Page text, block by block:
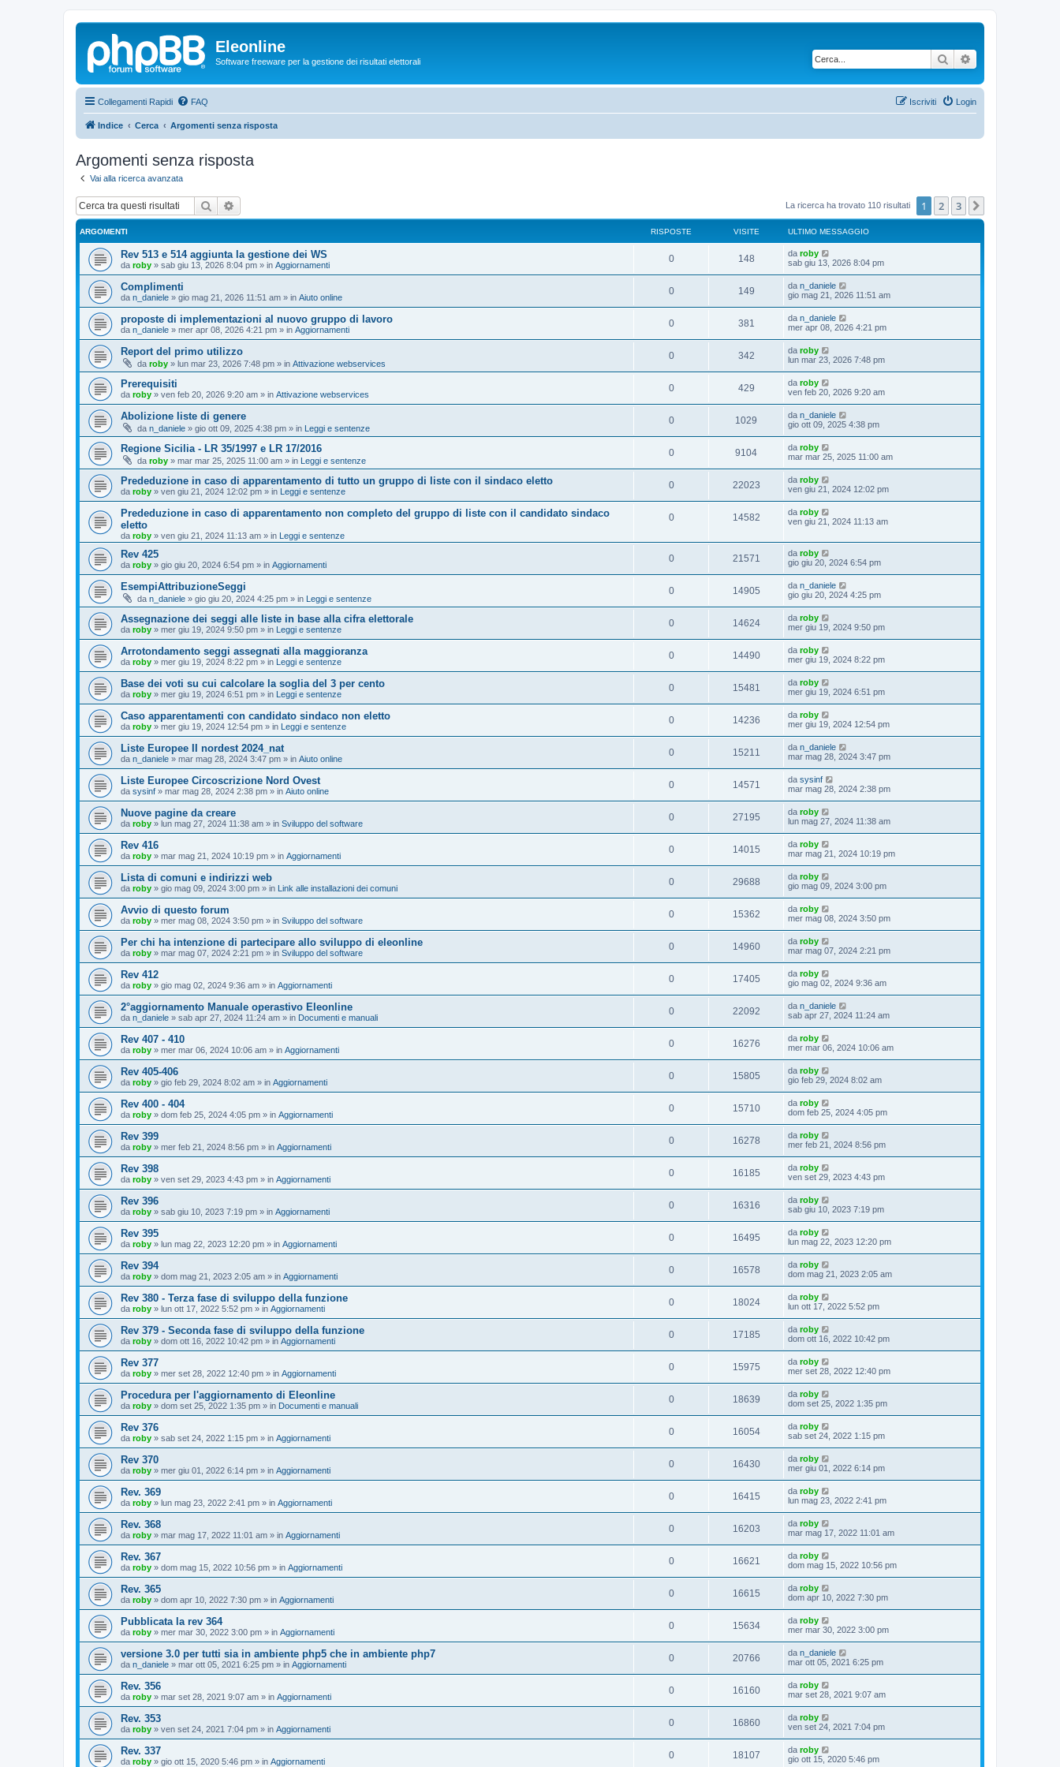
Eleonline
Software freeware per la gestione dei risultati elettorali Cerca
Collegamenti Rapidi FAQ Login
Iscriviti
Indice Cerca Argomenti senza risposta
Argomenti senza risposta
Vai alla ricerca avanzata
Cerca La ricerca ha trovato 110 risultati 1 2 3
ARGOMENTI RISPOSTE VISITE ULTIMO MESSAGGIO
Rev 513 e 514 aggiunta la gestione dei WS
da roby » sab giu 13, 2026 8:04 pm » in Aggiornamenti
0 148 da roby
sab giu 13, 2026 8:04 pm
Complimenti
da n_daniele » gio mag 21, 2026 11:51 am » in Aiuto online
0 149 da n_daniele
gio mag 21, 2026 11:51 am
proposte di implementazioni al nuovo gruppo di lavoro
da n_daniele » mer apr 08, 2026 4:21 pm » in Aggiornamenti
0 381 da n_daniele
mer apr 08, 2026 4:21 pm
Report del primo utilizzo
da roby » lun mar 23, 2026 7:48 pm » in Attivazione webservices
0 342 da roby
lun mar 23, 2026 7:48 pm
Prerequisiti
da roby » ven feb 20, 2026 9:20 am » in Attivazione webservices
0 429 da roby
ven feb 20, 2026 9:20 am
Abolizione liste di genere
da n_daniele » gio ott 09, 2025 4:38 pm » in Leggi e sentenze
0 1029 da n_daniele
gio ott 09, 2025 4:38 pm
Regione Sicilia - LR 35/1997 e LR 17/2016
da roby » mar mar 25, 2025 11:00 am » in Leggi e sentenze
0 9104 da roby
mar mar 25, 2025 11:00 am
Prededuzione in caso di apparentamento di tutto un gruppo di liste con il sindaco eletto
da roby » ven giu 21, 2024 12:02 pm » in Leggi e sentenze
0 22023 da roby
ven giu 21, 2024 12:02 pm
Prededuzione in caso di apparentamento non completo del gruppo di liste con il candidato sindaco
eletto
da roby » ven giu 21, 2024 11:13 am » in Leggi e sentenze
0 14582 da roby
ven giu 21, 2024 11:13 am
Rev 425
da roby » gio giu 20, 2024 6:54 pm » in Aggiornamenti
0 21571 da roby
gio giu 20, 2024 6:54 pm
EsempiAttribuzioneSeggi
da n_daniele » gio giu 20, 2024 4:25 pm » in Leggi e sentenze
0 14905 da n_daniele
gio giu 20, 2024 4:25 pm
Assegnazione dei seggi alle liste in base alla cifra elettorale
da roby » mer giu 19, 2024 9:50 pm » in Leggi e sentenze
0 14624 da roby
mer giu 19, 2024 9:50 pm
Arrotondamento seggi assegnati alla maggioranza
da roby » mer giu 19, 2024 8:22 pm » in Leggi e sentenze
0 14490 da roby
mer giu 19, 2024 8:22 pm
Base dei voti su cui calcolare la soglia del 3 per cento
da roby » mer giu 19, 2024 6:51 pm » in Leggi e sentenze
0 15481 da roby
mer giu 19, 2024 6:51 pm
Caso apparentamenti con candidato sindaco non eletto
da roby » mer giu 19, 2024 12:54 pm » in Leggi e sentenze
0 14236 da roby
mer giu 19, 2024 12:54 pm
Liste Europee II nordest 2024_nat
da n_daniele » mar mag 28, 2024 3:47 pm » in Aiuto online
0 15211 da n_daniele
mar mag 28, 2024 3:47 pm
Liste Europee Circoscrizione Nord Ovest
da sysinf » mar mag 28, 2024 2:38 pm » in Aiuto online
0 14571 da sysinf
mar mag 28, 2024 2:38 pm
Nuove pagine da creare
da roby » lun mag 27, 2024 11:38 am » in Sviluppo del software
0 27195 da roby
lun mag 27, 2024 11:38 am
Rev 416
da roby » mar mag 21, 2024 10:19 pm » in Aggiornamenti
0 14015 da roby
mar mag 21, 2024 10:19 pm
Lista di comuni e indirizzi web
da roby » gio mag 09, 2024 3:00 pm » in Link alle installazioni dei comuni
0 29688 da roby
gio mag 09, 2024 3:00 pm
Avvio di questo forum
da roby » mer mag 08, 2024 3:50 pm » in Sviluppo del software
0 15362 da roby
mer mag 08, 2024 3:50 pm
Per chi ha intenzione di partecipare allo sviluppo di eleonline
da roby » mar mag 07, 2024 2:21 pm » in Sviluppo del software
0 14960 da roby
mar mag 07, 2024 2:21 pm
Rev 412
da roby » gio mag 02, 2024 9:36 am » in Aggiornamenti
0 17405 da roby
gio mag 02, 2024 9:36 am
2°aggiornamento Manuale operastivo Eleonline
da n_daniele » sab apr 27, 2024 11:24 am » in Documenti e manuali
0 22092 da n_daniele
sab apr 27, 2024 11:24 am
Rev 407 - 410
da roby » mer mar 06, 2024 10:06 am » in Aggiornamenti
0 16276 da roby
mer mar 06, 2024 10:06 am
Rev 405-406
da roby » gio feb 29, 2024 8:02 am » in Aggiornamenti
0 15805 da roby
gio feb 29, 2024 8:02 am
Rev 400 - 404
da roby » dom feb 25, 2024 4:05 pm » in Aggiornamenti
0 15710 da roby
dom feb 25, 2024 4:05 pm
Rev 399
da roby » mer feb 21, 2024 8:56 pm » in Aggiornamenti
0 16278 da roby
mer feb 21, 2024 8:56 pm
Rev 398
da roby » ven set 29, 2023 4:43 pm » in Aggiornamenti
0 16185 da roby
ven set 29, 2023 4:43 pm
Rev 396
da roby » sab giu 10, 2023 7:19 pm » in Aggiornamenti
0 16316 da roby
sab giu 10, 2023 7:19 pm
Rev 395
da roby » lun mag 22, 2023 12:20 pm » in Aggiornamenti
0 16495 da roby
lun mag 22, 2023 12:20 pm
Rev 394
da roby » dom mag 21, 2023 2:05 am » in Aggiornamenti
0 16578 da roby
dom mag 21, 2023 2:05 am
Rev 380 - Terza fase di sviluppo della funzione
da roby » lun ott 17, 2022 5:52 pm » in Aggiornamenti
0 18024 da roby
lun ott 17, 2022 5:52 pm
Rev 379 - Seconda fase di sviluppo della funzione
da roby » dom ott 16, 2022 10:42 pm » in Aggiornamenti
0 17185 da roby
dom ott 16, 2022 10:42 pm
Rev 377
da roby » mer set 28, 2022 12:40 pm » in Aggiornamenti
0 15975 da roby
mer set 28, 2022 12:40 pm
Procedura per l'aggiornamento di Eleonline
da roby » dom set 25, 2022 1:35 pm » in Documenti e manuali
0 18639 da roby
dom set 25, 2022 1:35 pm
Rev 376
da roby » sab set 24, 2022 1:15 pm » in Aggiornamenti
0 16054 da roby
sab set 24, 2022 1:15 pm
Rev 370
da roby » mer giu 01, 2022 6:14 pm » in Aggiornamenti
0 16430 da roby
mer giu 01, 2022 6:14 pm
Rev. 369
da roby » lun mag 23, 2022 2:41 pm » in Aggiornamenti
0 16415 da roby
lun mag 23, 2022 2:41 pm
Rev. 368
da roby » mar mag 17, 2022 11:01 am » in Aggiornamenti
0 16203 da roby
mar mag 17, 2022 11:01 am
Rev. 367
da roby » dom mag 15, 2022 10:56 pm » in Aggiornamenti
0 16621 da roby
dom mag 15, 2022 10:56 pm
Rev. 365
da roby » dom apr 10, 2022 7:30 pm » in Aggiornamenti
0 16615 da roby
dom apr 10, 2022 7:30 pm
Pubblicata la rev 364
da roby » mer mar 30, 2022 3:00 pm » in Aggiornamenti
0 15634 da roby
mer mar 30, 2022 3:00 pm
versione 3.0 per tutti sia in ambiente php5 che in ambiente php7
da n_daniele » mar ott 05, 2021 6:25 pm » in Aggiornamenti
0 20766 da n_daniele
mar ott 05, 2021 6:25 pm
Rev. 356
da roby » mar set 28, 2021 9:07 am » in Aggiornamenti
0 16160 da roby
mar set 28, 2021 9:07 am
Rev. 353
da roby » ven set 24, 2021 7:04 pm » in Aggiornamenti
0 16860 da roby
ven set 24, 2021 7:04 pm
Rev. 337
da roby » gio ott 15, 2020 5:46 pm » in Aggiornamenti
0 18107 da roby
gio ott 15, 2020 5:46 pm